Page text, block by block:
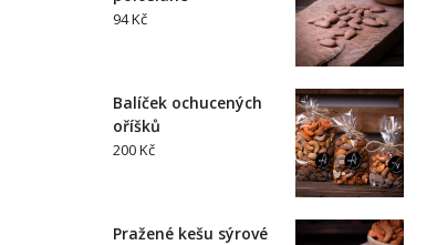
94 Kč
Balíček ochucených
oříšků
200 Kč
Pražené kešu sýrové